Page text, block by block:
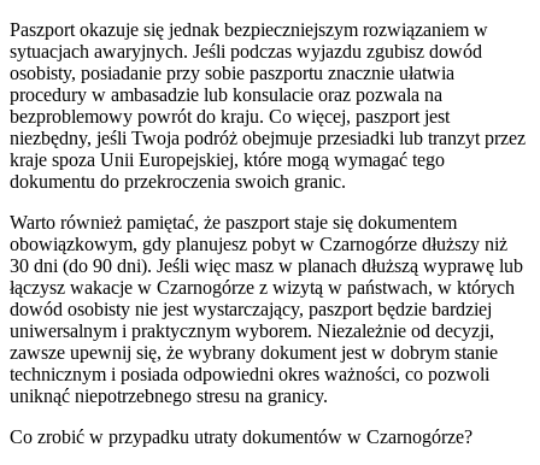
Paszport okazuje się jednak bezpieczniejszym rozwiązaniem w
sytuacjach awaryjnych. Jeśli podczas wyjazdu zgubisz dowód
osobisty, posiadanie przy sobie paszportu znacznie ułatwia
procedury w ambasadzie lub konsulacie oraz pozwala na
bezproblemowy powrót do kraju. Co więcej, paszport jest
niezbędny, jeśli Twoja podróż obejmuje przesiadki lub tranzyt przez
kraje spoza Unii Europejskiej, które mogą wymagać tego
dokumentu do przekroczenia swoich granic.
Warto również pamiętać, że paszport staje się dokumentem
obowiązkowym, gdy planujesz pobyt w Czarnogórze dłuższy niż
30 dni (do 90 dni). Jeśli więc masz w planach dłuższą wyprawę lub
łączysz wakacje w Czarnogórze z wizytą w państwach, w których
dowód osobisty nie jest wystarczający, paszport będzie bardziej
uniwersalnym i praktycznym wyborem. Niezależnie od decyzji,
zawsze upewnij się, że wybrany dokument jest w dobrym stanie
technicznym i posiada odpowiedni okres ważności, co pozwoli
uniknąć niepotrzebnego stresu na granicy.
Co zrobić w przypadku utraty dokumentów w Czarnogórze?